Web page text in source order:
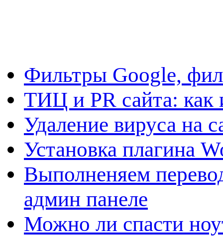
Фильтры Google,
ТИЦ и PR сайта: как
Удаление вируса на
Установка плагина
Выполненяем
админ панеле
Можно ли спасти